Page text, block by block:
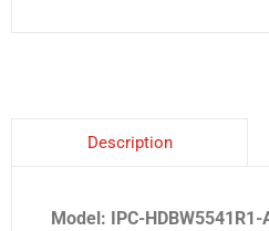
Description
Model: IPC-